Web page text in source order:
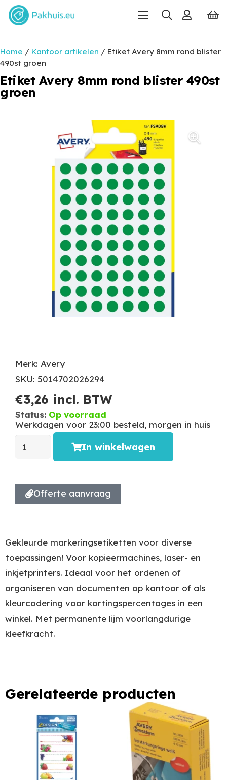
Home / Kantoor artikelen / Etiket Avery 8mm rond blister
490st groen
Etiket Avery 8mm rond blister 490st
groen
Merk: Avery
SKU: 5014702026294
€3,26 incl. BTW
Status: Op voorraad
Werkdagen voor 23:00 besteld, morgen in huis
In winkelwagen
Offerte aanvraag
Gekleurde markeringsetiketten voor diverse
toepassingen! Voor kopieermachines, laser- en
inkjetprinters. Ideaal voor het ordenen of
organiseren van documenten op kantoor of als
kleurcodering voor kortingspercentages in een
winkel. Met permanente lijm voorlangdurige
kleefkracht.
Gerelateerde producten